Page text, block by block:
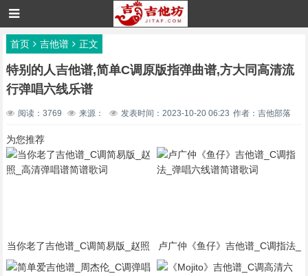
首页 吉他谱 正文
特别的人吉他谱,简单C调原版指弹曲谱,方大同高清流
行弹唱六线乐谱
阅读：3769 来源： 发表时间：2023-10-20 06:23 作者：吉他部落
为您推荐
当你老了吉他谱_C调简易版_赵照
_高清弹唱谱简谱歌词
卢广仲《鱼仔》吉他谱_C调指法_
弹唱六线谱简谱歌词